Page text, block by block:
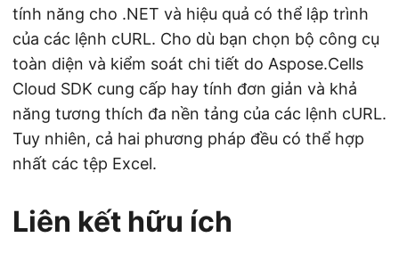
tính năng cho .NET và hiệu quả có thể lập trình
của các lệnh cURL. Cho dù bạn chọn bộ công cụ
toàn diện và kiểm soát chi tiết do Aspose.Cells
Cloud SDK cung cấp hay tính đơn giản và khả
năng tương thích đa nền tảng của các lệnh cURL.
Tuy nhiên, cả hai phương pháp đều có thể hợp
nhất các tệp Excel.
Liên kết hữu ích